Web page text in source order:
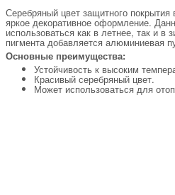
Серебряный цвет защитного
яркое декоративное оформление.
использоваться как в летнее, так и в
пигмента добавляется алюминиевая
Основные преимущества:
Устойчивость к высоким
Красивый серебряный цвет.
Может использоваться для